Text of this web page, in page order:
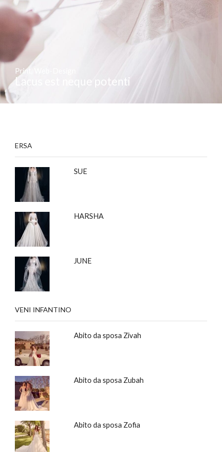
Print
Lacus est neque potenti
ERSA
SUE
HARSHA
JUNE
VENI INFANTINO
Abito da sposa Zivah
Abito da sposa Zubah
Abito da sposa Zofia